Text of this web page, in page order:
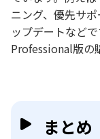
ニング、優先サ
ップデートなど
Professional版の
まとめ